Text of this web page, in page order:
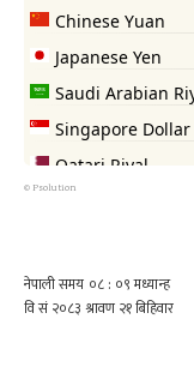
© Psolution